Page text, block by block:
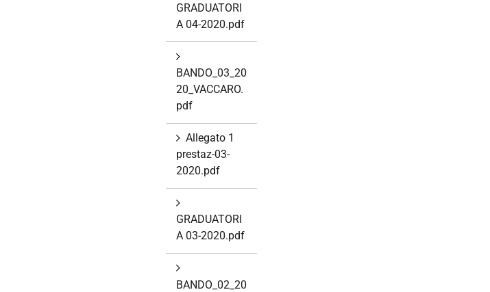
GRADUATORI
A 04-2020.pdf
BANDO_03_20
20_VACCARO.
pdf
Allegato 1
prestaz-03-
2020.pdf
GRADUATORI
A 03-2020.pdf
BANDO_02_20